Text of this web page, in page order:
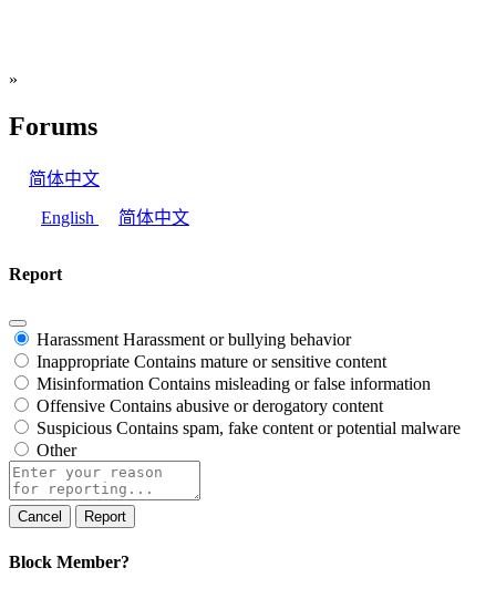
»
Forums
简体中文
English 简体中文
Report
Harassment Harassment or bullying behavior
Inappropriate Contains mature or sensitive content
Misinformation Contains misleading or false information
Offensive Contains abusive or derogatory content
Suspicious Contains spam, fake content or potential malware
Other
Report
note
Report
Block Member?